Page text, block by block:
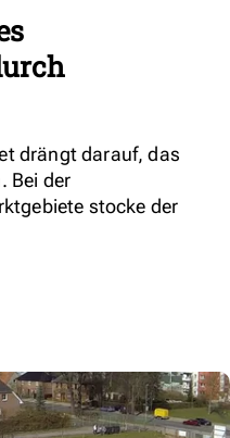
drängt darauf, das
Bei der
stocke der